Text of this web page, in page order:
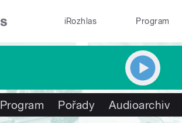
iRozhlas Program
Program Pořady Audioarchiv